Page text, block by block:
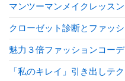
マンツーマンメイクレッスン
クローゼット診断とファッ
魅力３倍ファッションコー
「私のキレイ」引き出しテ